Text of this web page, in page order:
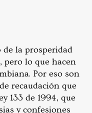
de la prosperidad
pero lo que hacen
Por eso son
recaudación que
133 de 1994, que
y confesiones